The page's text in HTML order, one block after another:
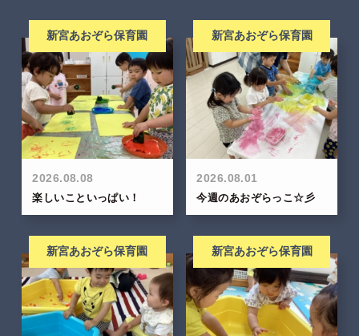
新宮あおぞら保育園
2026.08.08
楽しいこといっぱい！
新宮あおぞら保育園
2026.08.01
今週のあおぞらっこ☆彡
新宮あおぞら保育園 新宮あおぞら保育園